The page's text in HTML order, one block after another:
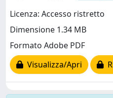
Licenza: Accesso ristretto
Dimensione 1.34 MB
Formato Adobe PDF
Visualizza/Apri